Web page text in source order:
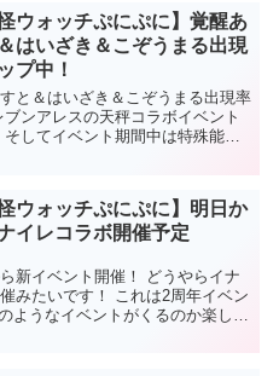
怪ウォッチぷにぷに】覚醒あ
はいざき＆こぞうまる出現
プ中！
と＆はいざき＆こぞうまる出現率
ンアレスの天秤コラボイベント
してイベント期間中は特殊能力
怪ウォッチぷにぷに】明日か
イレコラボ開催予定
新イベント開催！ どうやらイナ
みたいです！ これは2周年イベン
ようなイベントがくるのか楽しみ